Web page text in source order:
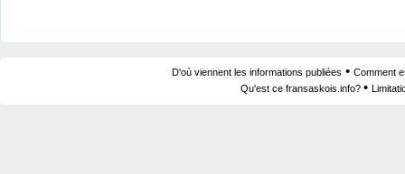
D'où viennent les informations publiées • Comment
Qu'est ce fransaskois.info? •